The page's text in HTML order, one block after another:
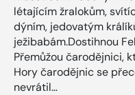
létajícím žralokům,
dýním, jedovatým
ježibabám.Dostihnou
Přemůžou čarodějnici,
Hory čarodějnic se
nevrátil…